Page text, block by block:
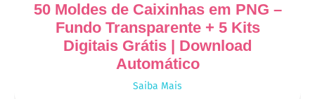
50 Moldes de Caixinhas em PNG –
Fundo Transparente + 5 Kits
Digitais Grátis | Download
Automático
Saiba Mais